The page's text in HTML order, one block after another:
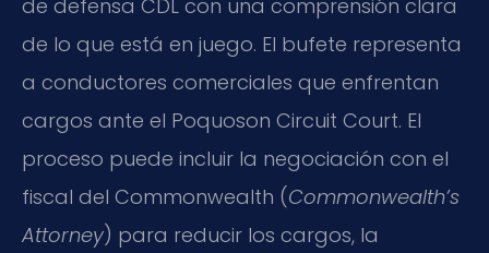
de defensa CDL con una comprensión clara
de lo que está en juego. El bufete representa
a conductores comerciales que enfrentan
cargos ante el Poquoson Circuit Court. El
proceso puede incluir la negociación con el
fiscal del Commonwealth (Commonwealth’s
Attorney) para reducir los cargos, la